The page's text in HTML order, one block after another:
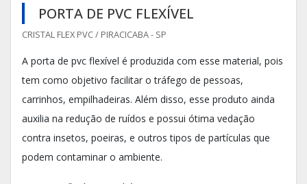
PORTA DE PVC FLEXÍVEL
CRISTAL FLEX PVC / PIRACICABA - SP
A porta de pvc flexível é produzida com esse material, pois
tem como objetivo facilitar o tráfego de pessoas,
carrinhos, empilhadeiras. Além disso, esse produto ainda
auxilia na redução de ruídos e possui ótima vedação
contra insetos, poeiras, e outros tipos de partículas que
podem contaminar o ambiente.